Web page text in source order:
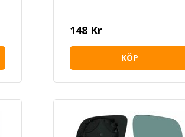
148 Kr
KÖP